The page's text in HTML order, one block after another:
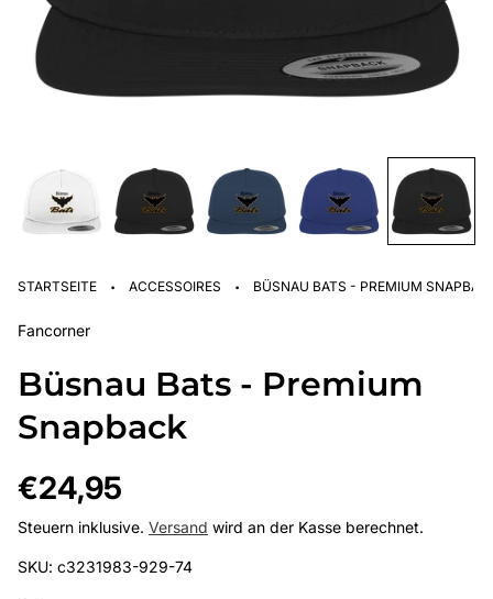
STARTSEITE · ACCESSOIRES · BÜSNAU BATS - PREMIUM
Fancorner
Büsnau Bats - Premium
Snapback
Regulärer
Preis
€24,95
Steuern inklusive. Versand wird an der Kasse berechnet.
SKU: c3231983-929-74